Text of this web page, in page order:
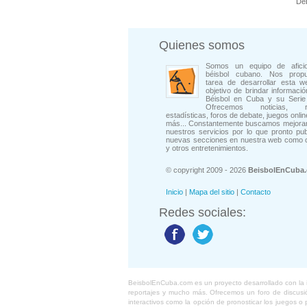
Quienes somos
Somos un equipo de
béisbol cubano. Nos
tarea de desarrollar esta
objetivo de brindar
Béisbol en Cuba y su Serie
Ofrecemos noticias,
estadísticas, foros de debate, juegos
más... Constantemente buscamos
nuestros servicios por lo que pronto
nuevas secciones en nuestra web como
y otros entretenimientos.
© copyright 2009 - 2026
Inicio | Mapa del sitio | Contacto
Redes sociales:
BeisbolEnCuba.com es un proyecto desarrollado con
reportajes y mucho más. Ofrecemos un foro de
interactivos como la opción de pronosticar los juegos